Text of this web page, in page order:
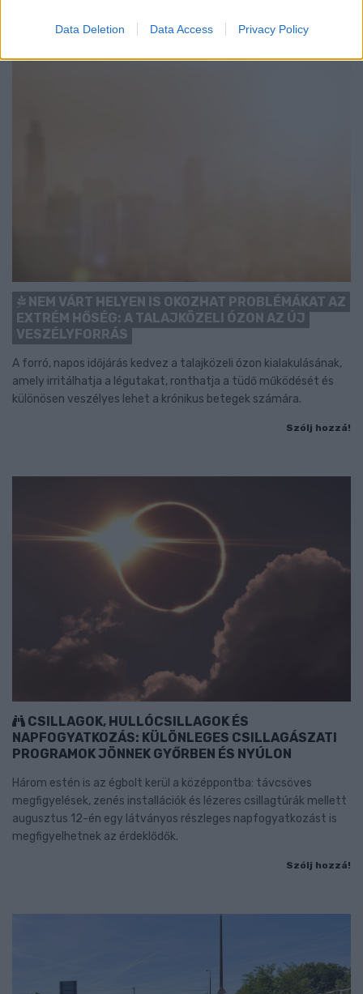
Data Deletion Data Access Privacy Policy
NEM VÁRT HELYEN IS OKOZHAT PROBLÉMÁKAT AZ
EXTRÉM HŐSÉG: A TALAJKÖZELI ÓZON AZ ÚJ
VESZÉLYFORRÁS
A forró, napos időjárás kedvez a talajközeli ózon kialakulásának,
amely irritálhatja a légutakat, ronthatja a tüdő működését és
különösen veszélyes lehet a krónikus betegek számára.
Szólj hozzá!
CSILLAGOK, HULLÓCSILLAGOK ÉS
NAPFOGYATKOZÁS: KÜLÖNLEGES CSILLAGÁSZATI
PROGRAMOK JÖNNEK GYŐRBEN ÉS NYÚLON
Három estén is az égbolt kerül a középpontba: távcsöves
megfigyelések, zenés installációk és lézeres csillagtúrák mellett
augusztus 12-én egy látványos részleges napfogyatkozást is
megfigyelhetnek az érdeklődők.
Szólj hozzá!